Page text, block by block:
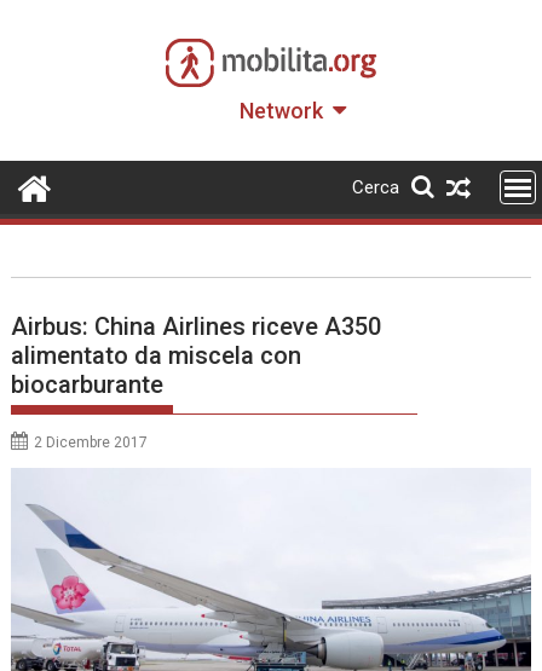
Network
Cerca
Airbus: China Airlines riceve A350
alimentato da miscela con
biocarburante
2 Dicembre 2017